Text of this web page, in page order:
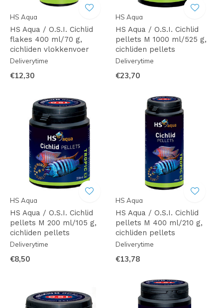
HS Aqua
HS Aqua / O.S.I. Cichlid
flakes 400 ml/70 g,
cichliden vlokkenvoer
Deliverytime
€12,30
HS Aqua
HS Aqua / O.S.I. Cichlid
pellets M 1000 ml/525 g,
cichliden pellets
Deliverytime
€23,70
HS Aqua
HS Aqua / O.S.I. Cichlid
pellets M 200 ml/105 g,
cichliden pellets
Deliverytime
€8,50
HS Aqua
HS Aqua / O.S.I. Cichlid
pellets M 400 ml/210 g,
cichliden pellets
Deliverytime
€13,78